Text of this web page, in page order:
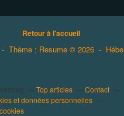
Retour à l'accueil
- Thème : Resume © 2026 -
Top articles
Contact
et données personnelles